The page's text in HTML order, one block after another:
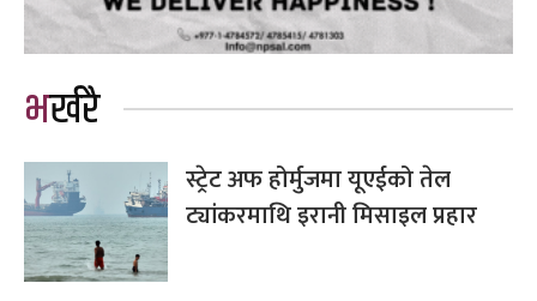
भर्खरै
स्ट्रेट अफ होर्मुजमा यूएईको तेल
ट्यांकरमाथि इरानी मिसाइल प्रहार